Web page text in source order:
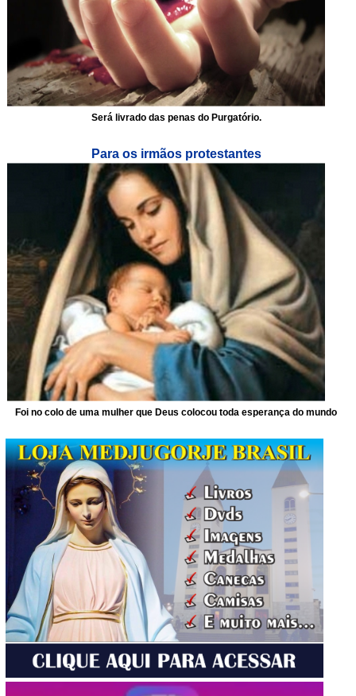
Será livrado das penas do Purgatório.
Para os irmãos protestantes
Foi no colo de uma mulher que Deus colocou toda esperança do mundo